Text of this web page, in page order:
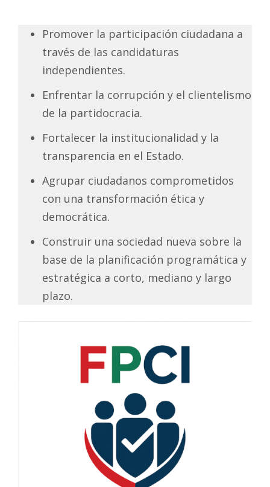
Promover la participación ciudadana a
través de las candidaturas
independientes.
Enfrentar la corrupción y el clientelismo
de la partidocracia.
Fortalecer la institucionalidad y la
transparencia en el Estado.
Agrupar ciudadanos comprometidos
con una transformación ética y
democrática.
Construir una sociedad nueva sobre la
base de la planificación programática y
estratégica a corto, mediano y largo
plazo.